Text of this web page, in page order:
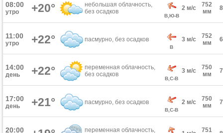
08:00
утро +20°
небольшая облачность,
без осадков
В,Ю-В
2 м/с
752
мм
11:00
утро +22° пасмурно, без осадков
В
3 м/с
752
мм
14:00
день +22°
переменная облачность,
без осадков
В,С-В
3 м/с
750
мм
17:00
день +21° пасмурно, без осадков
В,С-В
2 м/с
750
мм
20:00 переменная облачность, 751